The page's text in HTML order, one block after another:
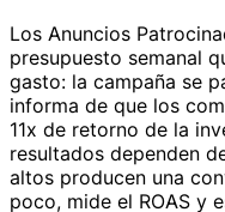
Los Anuncios
presupuesto semanal
gasto: la campaña se
informa de que los
11x de retorno de la
resultados dependen
altos producen una
poco, mide el ROAS y